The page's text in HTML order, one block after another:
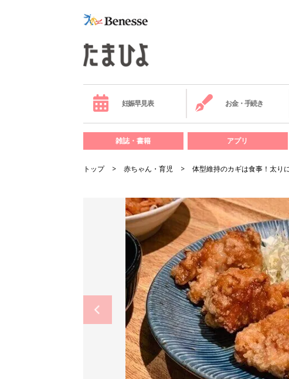
妊娠早見表 お金・手続き
雑誌・書籍 アプリ
トップ 赤ちゃん・育児 体型維持のカギは食事！太り